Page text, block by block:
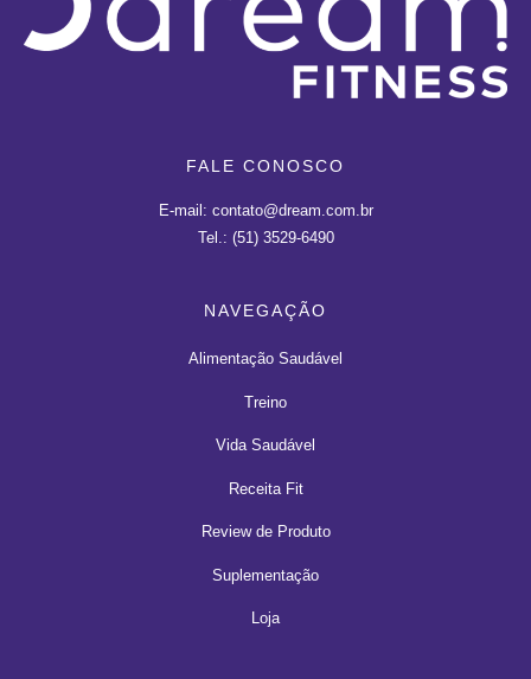
FALE CONOSCO
E-mail: contato@dream.com.br
Tel.: (51) 3529-6490
NAVEGAÇÃO
Alimentação Saudável
Treino
Vida Saudável
Receita Fit
Review de Produto
Suplementação
Loja